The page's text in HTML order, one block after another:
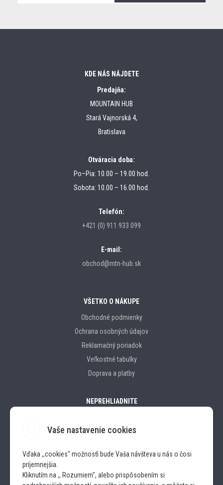
Vaše nastavenie cookies
Vďaka ,,cookies" možnosťi bude Vaša návšteva u nás o čosi
príjemnejšia.
Kliknutím na ,, Rozumiem", alebo prispôsobením si
KDE NÁS NÁJDETE
Predajňa:
MOUNTAIN HUB
Stará Vajnorská 4,
Bratislava
Otváracia doba:
Po–Pia: 10.00 – 19.00 hod.
Sobota: 10.00 – 16.00 hod.
Telefón:
+421 (0) 911 933 099
E-mail:
obchod@mtn-hub.sk
VŠETKO O NÁKUPE
Obchodné podmienky
Ochrana osobných údajov
Reklamačný poriadok
Veľkostné tabulky
Doprava a platby
NEPREHLIADNITE